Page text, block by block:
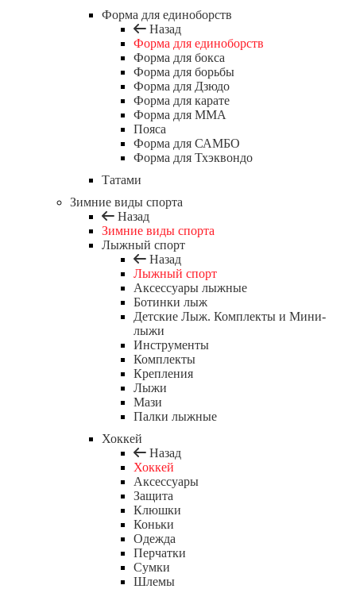
Форма для единоборств
Назад
Форма для единоборств
Форма для бокса
Форма для борьбы
Форма для Дзюдо
Форма для карате
Форма для MMA
Пояса
Форма для САМБО
Форма для Тхэквондо
Татами
Зимние виды спорта
Назад
Зимние виды спорта
Лыжный спорт
Назад
Лыжный спорт
Аксессуары лыжные
Ботинки лыж
Детские Лыж. Комплекты и Мини-
лыжи
Инструменты
Комплекты
Крепления
Лыжи
Мази
Палки лыжные
Хоккей
Назад
Хоккей
Аксессуары
Защита
Клюшки
Коньки
Одежда
Перчатки
Сумки
Шлемы